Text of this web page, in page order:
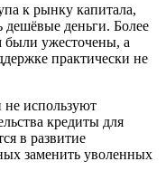
к рынку капитала,
деньги. Более
были ужесточены, а
практически не
используют
кредиты для
в развитие
заменить уволенных